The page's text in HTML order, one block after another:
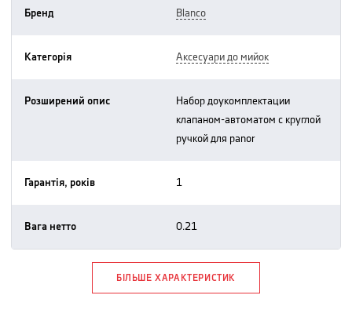
Бренд blanco
Категорія аксесуари до мийок
Розширений опис
набор доукомплектации
клапаном-автоматом с круглой
ручкой для panor
Гарантія, років 1
Вага нетто 0.21
БІЛЬШЕ ХАРАКТЕРИСТИК